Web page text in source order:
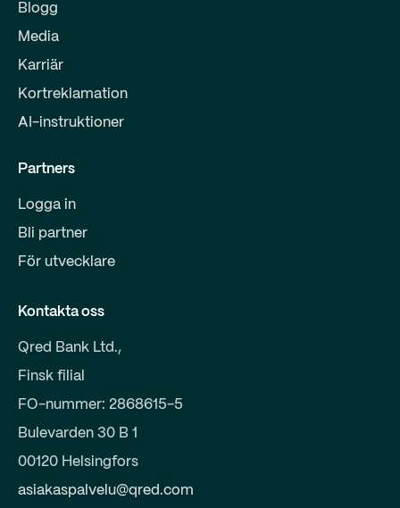
Blogg
Media
Karriär
Kortreklamation
AI-instruktioner
Partners
Logga in
Bli partner
För utvecklare
Kontakta oss
Qred Bank Ltd.,
Finsk filial
FO-nummer: 2868615-5
Bulevarden 30 B 1
00120 Helsingfors
asiakaspalvelu@qred.com